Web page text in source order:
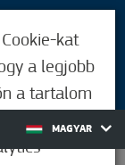
MAGYAR
kat
a legjobb
a tartalom